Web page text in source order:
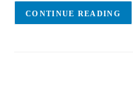
CONTINUE READING